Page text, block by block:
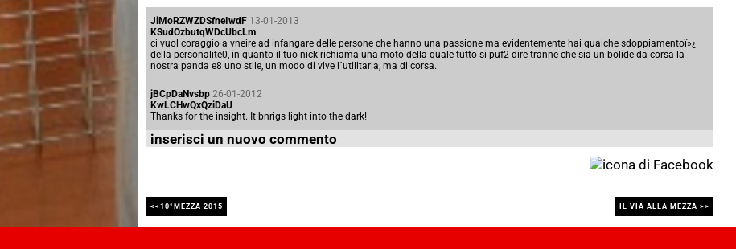
JiMoRZWZDSfneIwdF 13-01-2013
KSudOzbutqWDcUbcLm
ci vuol coraggio a vneire ad infangare delle persone che hanno una passione ma evidentemente hai qualche sdoppiamentoï»¿
della personalite0, in quanto il tuo nick richiama una moto della quale tutto si puf2 dire tranne che sia un bolide da corsa la
nostra panda e8 uno stile, un modo di vive l´utilitaria, ma di corsa.
jBCpDaNvsbp 26-01-2012
KwLCHwQxQziDaU
Thanks for the insight. It bnrigs light into the dark!
inserisci un nuovo commento
<<10°MEZZA 2015 IL VIA ALLA MEZZA >>